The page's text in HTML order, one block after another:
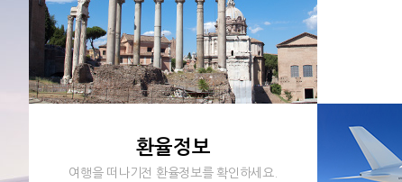
환율정보
여행을 떠나기전 환율정보를 확인하세요.